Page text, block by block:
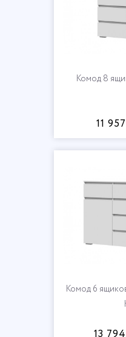
Комод 8
11
Комод 6